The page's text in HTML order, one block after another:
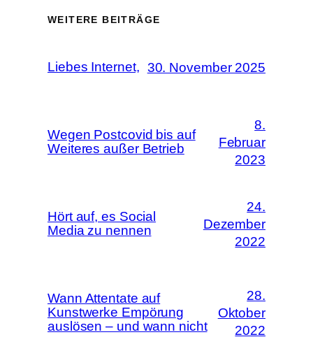
WEITERE BEITRÄGE
Liebes Internet, 30. November 2025
Wegen Postcovid bis auf
Weiteres außer Betrieb
8.
Februar
2023
Hört auf, es Social
Media zu nennen
24.
Dezember
2022
Wann Attentate auf
Kunstwerke Empörung
auslösen – und wann nicht
28.
Oktober
2022